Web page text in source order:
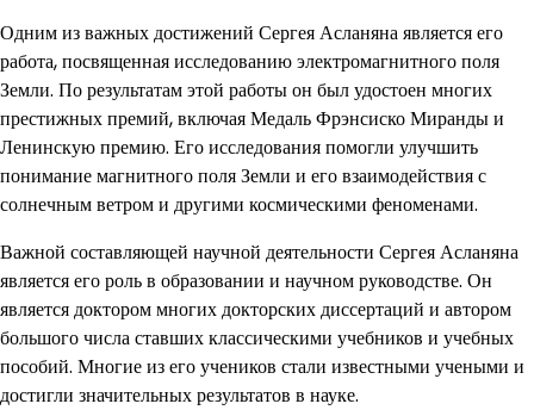
Одним из важных достижений Сергея Асланяна является его
работа, посвященная исследованию электромагнитного поля
Земли. По результатам этой работы он был удостоен многих
престижных премий, включая Медаль Фрэнсиско Миранды и
Ленинскую премию. Его исследования помогли улучшить
понимание магнитного поля Земли и его взаимодействия с
солнечным ветром и другими космическими феноменами.
Важной составляющей научной деятельности Сергея Асланяна
является его роль в образовании и научном руководстве. Он
является доктором многих докторских диссертаций и автором
большого числа ставших классическими учебников и учебных
пособий. Многие из его учеников стали известными учеными и
достигли значительных результатов в науке.